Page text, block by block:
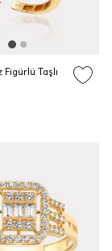
Figürlü Taşlı